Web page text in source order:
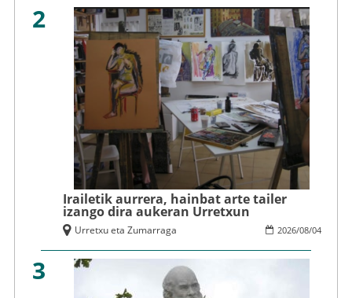
2
Irailetik aurrera, hainbat arte tailer
izango dira aukeran Urretxun
2026/08/04
Urretxu eta Zumarraga
3